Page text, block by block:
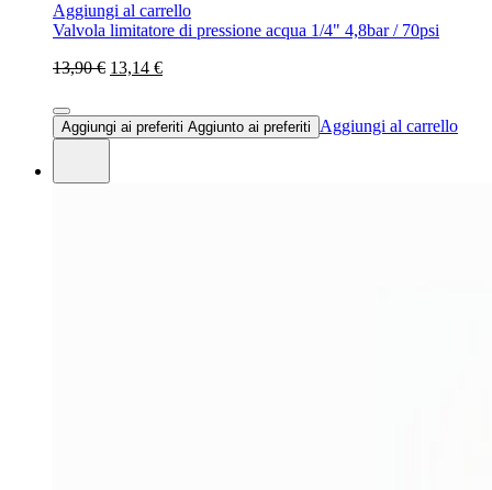
Aggiungi al carrello
Valvola limitatore di pressione acqua 1/4" 4,8bar / 70psi
13,90 € 13,14 €
Aggiungi ai preferiti Aggiunto ai preferiti Aggiungi al carrello